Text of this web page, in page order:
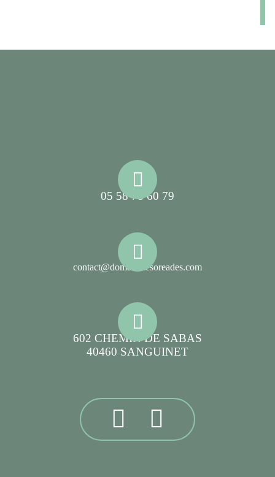
05 58 78 60 79
contact@domainelesoreades.com
602 CHEMIN DE SABAS
40460 SANGUINET